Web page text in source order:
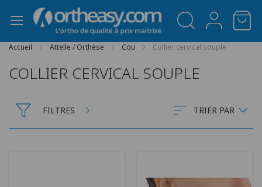
Accueil Attelle / Orthèse Cou Collier cervical souple
COLLIER CERVICAL SOUPLE
FILTRES TRIER PAR
Panneau de gestion des cookies